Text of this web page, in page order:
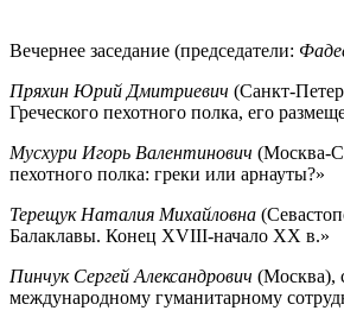
Вечернее заседание (председатели:
Пряхин Юрий Дмитриевич (Санкт-
Греческого пехотного полка, его
Мусхури Игорь Валентинович (Москва-
пехотного полка: греки или арнауты?»
Терещук Наталия Михайловна
Балаклавы. Конец XVIII-начало XX в.»
Пинчук Сергей Александрович (Москва),
международному гуманитарному